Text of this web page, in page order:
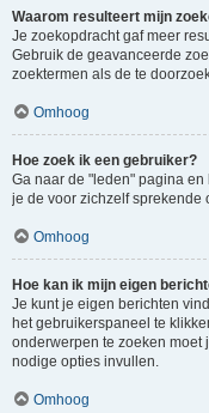
Waarom resulteert mijn
Je zoekopdracht gaf meer
Gebruik de geavanceerde
zoektermen als de te
Omhoog
Hoe zoek ik een gebruiker?
Ga naar de "leden" pagina
je de voor zichzelf sprekende
Omhoog
Hoe kan ik mijn eigen
Je kunt je eigen berichten
het gebruikerspaneel te
onderwerpen te zoeken moet
nodige opties invullen.
Omhoog